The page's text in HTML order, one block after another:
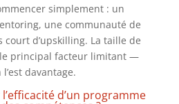
simplement : un
une communauté de
d’upskilling. La taille de
le principal facteur limitant —
davantage.
d’un programme